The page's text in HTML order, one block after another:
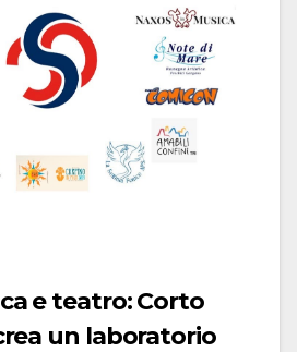
e teatro: Corto
un laboratorio